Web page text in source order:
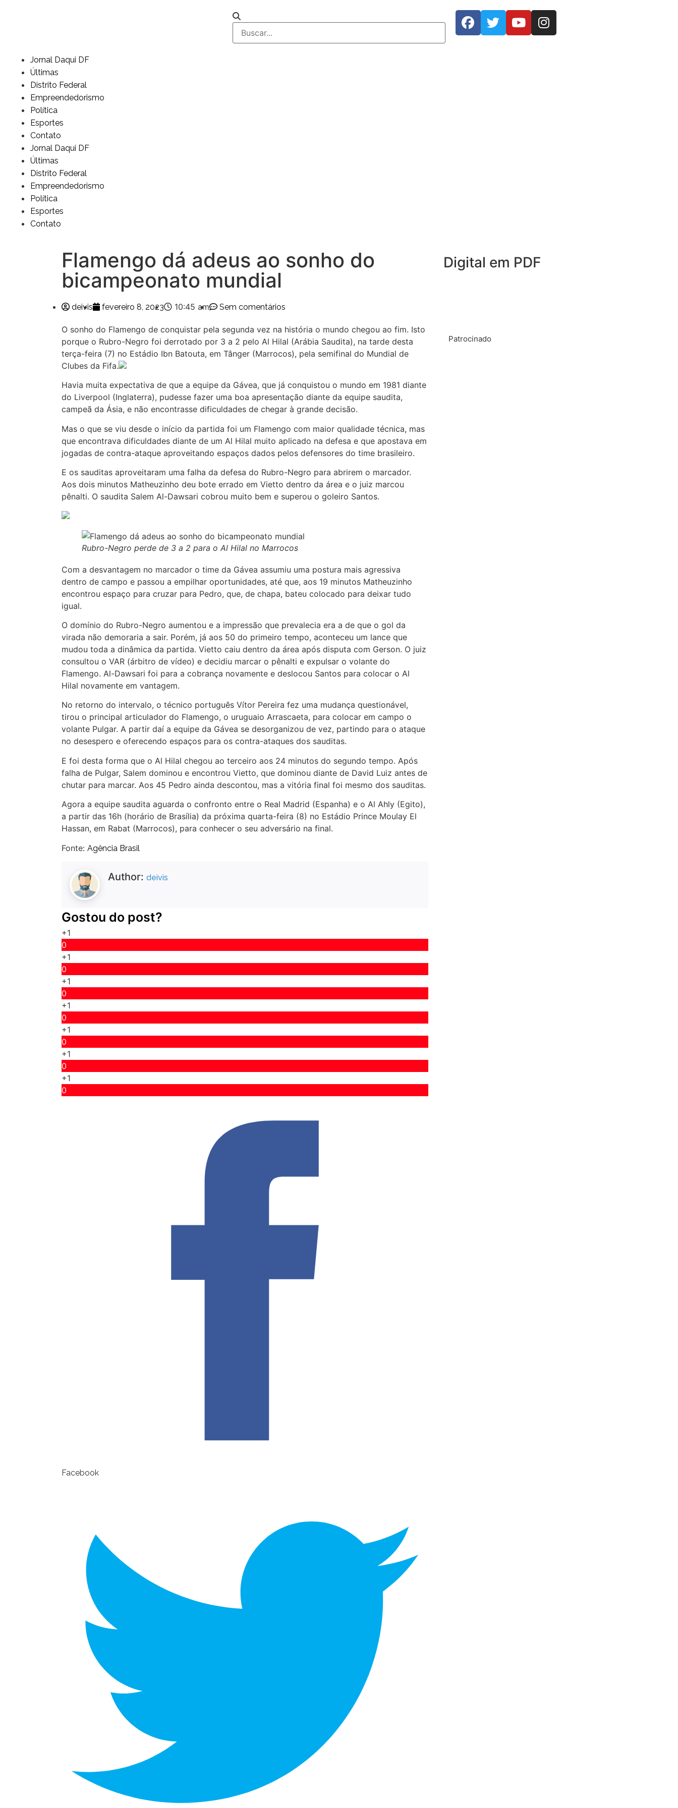
Jornal Daqui DF
Últimas
Distrito Federal
Empreendedorismo
Política
Esportes
Contato
Jornal Daqui DF
Últimas
Distrito Federal
Empreendedorismo
Política
Esportes
Contato
Flamengo dá adeus ao sonho do
bicampeonato mundial
deivis fevereiro 8, 2023 10:45 am Sem comentários
O sonho do Flamengo de conquistar pela segunda vez na história o mundo chegou ao fim. Isto
porque o Rubro-Negro foi derrotado por 3 a 2 pelo Al Hilal (Arábia Saudita), na tarde desta
terça-feira (7) no Estádio Ibn Batouta, em Tânger (Marrocos), pela semifinal do Mundial de
Clubes da Fifa.
Havia muita expectativa de que a equipe da Gávea, que já conquistou o mundo em 1981 diante
do Liverpool (Inglaterra), pudesse fazer uma boa apresentação diante da equipe saudita,
campeã da Ásia, e não encontrasse dificuldades de chegar à grande decisão.
Mas o que se viu desde o início da partida foi um Flamengo com maior qualidade técnica, mas
que encontrava dificuldades diante de um Al Hilal muito aplicado na defesa e que apostava em
jogadas de contra-ataque aproveitando espaços dados pelos defensores do time brasileiro.
E os sauditas aproveitaram uma falha da defesa do Rubro-Negro para abrirem o marcador.
Aos dois minutos Matheuzinho deu bote errado em Vietto dentro da área e o juiz marcou
pênalti. O saudita Salem Al-Dawsari cobrou muito bem e superou o goleiro Santos.
Rubro-Negro perde de 3 a 2 para o Al Hilal no Marrocos
Com a desvantagem no marcador o time da Gávea assumiu uma postura mais agressiva
dentro de campo e passou a empilhar oportunidades, até que, aos 19 minutos Matheuzinho
encontrou espaço para cruzar para Pedro, que, de chapa, bateu colocado para deixar tudo
igual.
O domínio do Rubro-Negro aumentou e a impressão que prevalecia era a de que o gol da
virada não demoraria a sair. Porém, já aos 50 do primeiro tempo, aconteceu um lance que
mudou toda a dinâmica da partida. Vietto caiu dentro da área após disputa com Gerson. O juiz
consultou o VAR (árbitro de vídeo) e decidiu marcar o pênalti e expulsar o volante do
Flamengo. Al-Dawsari foi para a cobrança novamente e deslocou Santos para colocar o Al
Hilal novamente em vantagem.
No retorno do intervalo, o técnico português Vítor Pereira fez uma mudança questionável,
tirou o principal articulador do Flamengo, o uruguaio Arrascaeta, para colocar em campo o
volante Pulgar. A partir daí a equipe da Gávea se desorganizou de vez, partindo para o ataque
no desespero e oferecendo espaços para os contra-ataques dos sauditas.
E foi desta forma que o Al Hilal chegou ao terceiro aos 24 minutos do segundo tempo. Após
falha de Pulgar, Salem dominou e encontrou Vietto, que dominou diante de David Luiz antes de
chutar para marcar. Aos 45 Pedro ainda descontou, mas a vitória final foi mesmo dos sauditas.
Agora a equipe saudita aguarda o confronto entre o Real Madrid (Espanha) e o Al Ahly (Egito),
a partir das 16h (horário de Brasília) da próxima quarta-feira (8) no Estádio Prince Moulay El
Hassan, em Rabat (Marrocos), para conhecer o seu adversário na final.
Fonte: Agência Brasil
Author: deivis
Gostou do post?
+1
0
+1
0
+1
0
+1
0
+1
0
+1
0
+1
0
Facebook
Digital em PDF
Patrocinado